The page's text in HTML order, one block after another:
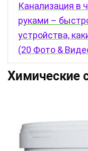
Канализация в
руками –
устройства,
(20 Фото &
Химические